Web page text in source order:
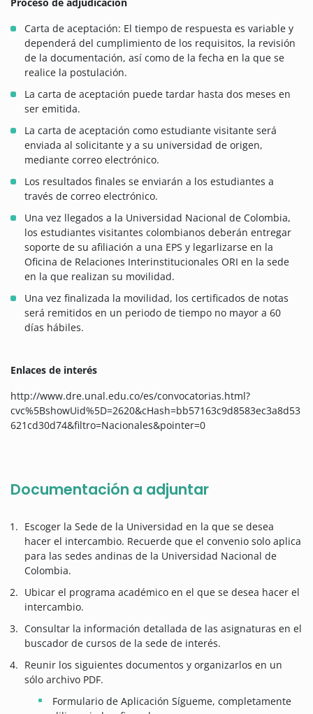
Carta de aceptación: El tiempo de respuesta es variable y
dependerá del cumplimiento de los requisitos, la revisión
de la documentación, así como de la fecha en la que se
realice la postulación.
La carta de aceptación puede tardar hasta dos meses en
ser emitida.
La carta de aceptación como estudiante visitante será
enviada al solicitante y a su universidad de origen,
mediante correo electrónico.
Los resultados finales se enviarán a los estudiantes a
través de correo electrónico.
Una vez llegados a la Universidad Nacional de Colombia,
los estudiantes visitantes colombianos deberán entregar
soporte de su afiliación a una EPS y legarlizarse en la
Oficina de Relaciones Interinstitucionales ORI en la sede
en la que realizan su movilidad.
Una vez finalizada la movilidad, los certificados de notas
será remitidos en un periodo de tiempo no mayor a 60
días hábiles.
Enlaces de interés
http://www.dre.unal.edu.co/es/convocatorias.html?
cvc%5BshowUid%5D=2620&cHash=bb57163c9d8583ec3a8d53
621cd30d74&filtro=Nacionales&pointer=0
Documentación a adjuntar
Escoger la Sede de la Universidad en la que se desea
hacer el intercambio. Recuerde que el convenio solo aplica
para las sedes andinas de la Universidad Nacional de
Colombia.
Ubicar el programa académico en el que se desea hacer el
intercambio.
Consultar la información detallada de las asignaturas en el
buscador de cursos de la sede de interés.
Reunir los siguientes documentos y organizarlos en un
sólo archivo PDF.
Formulario de Aplicación Sígueme, completamente